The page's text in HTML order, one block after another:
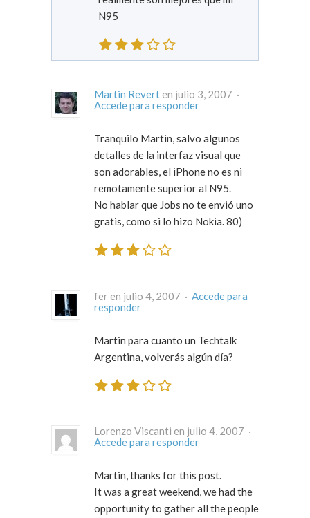
N95
Martin Revert
en julio 3, 2007 ·
Accede para responder
Tranquilo Martin, salvo algunos
detalles de la interfaz visual que
son adorables, el iPhone no es ni
remotamente superior al N95.
No hablar que Jobs no te envió uno
gratis, como si lo hizo Nokia. 80)
fer en julio 4, 2007 · Accede para
responder
Martin para cuanto un Techtalk
Argentina, volverás algún día?
Lorenzo Viscanti en julio 4, 2007 ·
Accede para responder
Martin, thanks for this post.
It was a great weekend, we had the
opportunity to gather all the people